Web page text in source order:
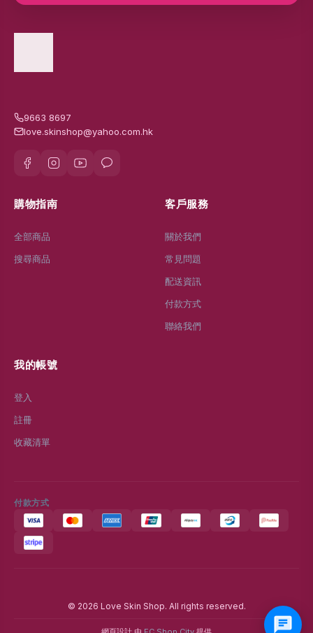
9663 8697
love.skinshop@yahoo.com.hk
購物指南
全部商品
搜尋商品
客戶服務
關於我們
常見問題
配送資訊
付款方式
聯絡我們
我的帳號
登入
註冊
收藏清單
付款方式
© 2026 Love Skin Shop. All rights reserved.